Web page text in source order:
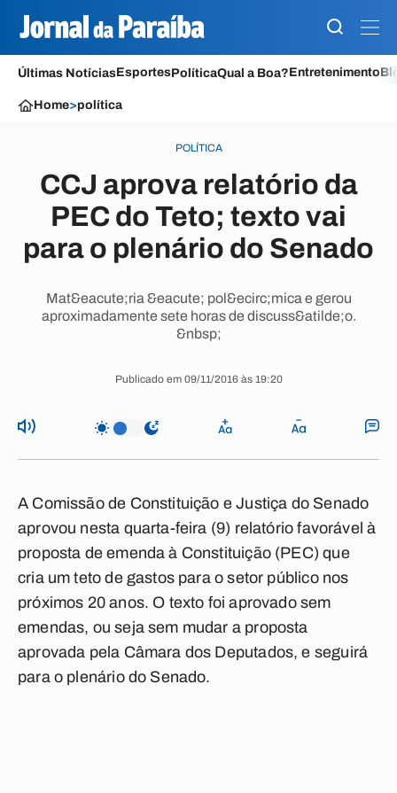
Últimas NotíciasEsportesPolíticaQual a Boa?Entretenimento
Home>política
POLÍTICA
CCJ aprova relatório da
PEC do Teto; texto vai
para o plenário do Senado
Mat&eacute;ria &eacute; pol&ecirc;mica e gerou
aproximadamente sete horas de discuss&atilde;o.
&nbsp;
Publicado em 09/11/2016 às 19:20
A Comissão de Constituição e Justiça do Senado
aprovou nesta quarta-feira (9) relatório favorável à
proposta de emenda à Constituição (PEC) que
cria um teto de gastos para o setor público nos
próximos 20 anos. O texto foi aprovado sem
emendas, ou seja sem mudar a proposta
aprovada pela Câmara dos Deputados, e seguirá
para o plenário do Senado.